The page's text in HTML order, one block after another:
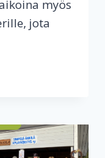
myös
jota